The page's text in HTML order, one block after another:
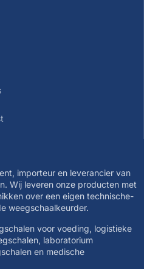
importeur en leverancier van
Wij leveren onze producten met
over een eigen technische-
weegschaalkeurder.
voor voeding, logistieke
laboratorium
en medische